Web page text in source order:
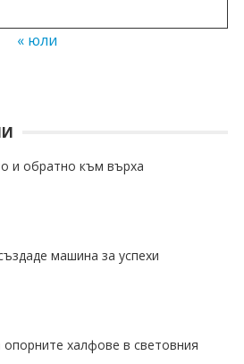
« юли
и обратно към върха
машина за успехи
опорните халфове в световния